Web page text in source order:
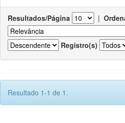
Resultados/Página |
Registro(s)
Resultado 1-1 de 1.